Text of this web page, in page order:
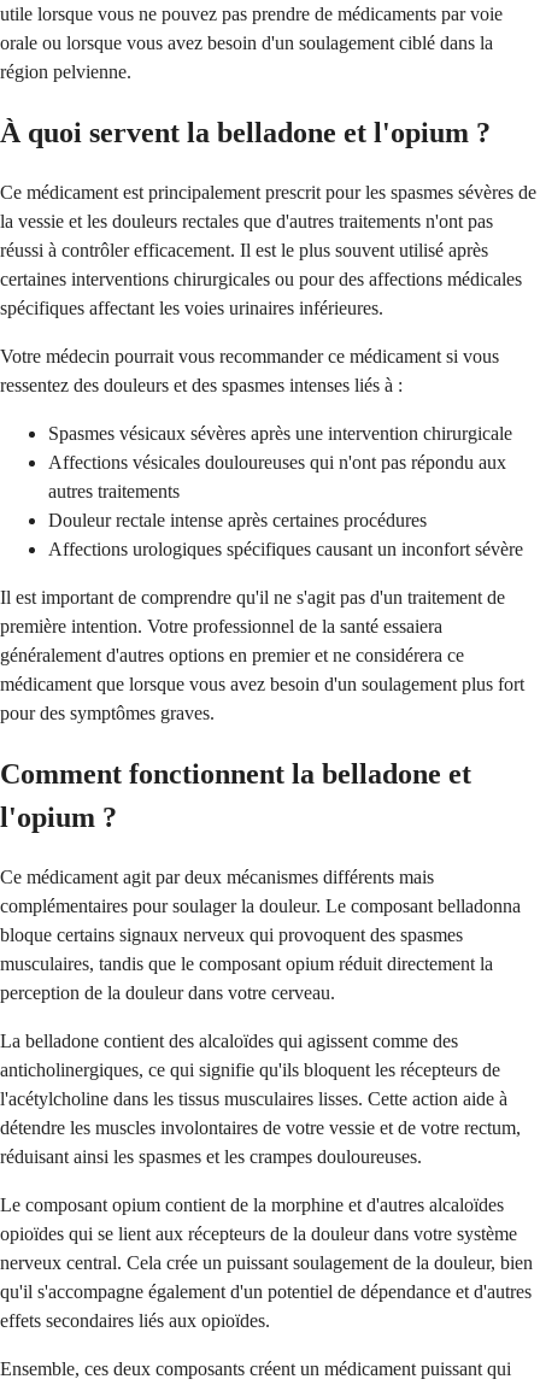
utile lorsque vous ne pouvez pas prendre de médicaments par voie
orale ou lorsque vous avez besoin d'un soulagement ciblé dans la
région pelvienne.
À quoi servent la belladone et l'opium ?
Ce médicament est principalement prescrit pour les spasmes sévères de
la vessie et les douleurs rectales que d'autres traitements n'ont pas
réussi à contrôler efficacement. Il est le plus souvent utilisé après
certaines interventions chirurgicales ou pour des affections médicales
spécifiques affectant les voies urinaires inférieures.
Votre médecin pourrait vous recommander ce médicament si vous
ressentez des douleurs et des spasmes intenses liés à :
Spasmes vésicaux sévères après une intervention chirurgicale
Affections vésicales douloureuses qui n'ont pas répondu aux
autres traitements
Douleur rectale intense après certaines procédures
Affections urologiques spécifiques causant un inconfort sévère
Il est important de comprendre qu'il ne s'agit pas d'un traitement de
première intention. Votre professionnel de la santé essaiera
généralement d'autres options en premier et ne considérera ce
médicament que lorsque vous avez besoin d'un soulagement plus fort
pour des symptômes graves.
Comment fonctionnent la belladone et
l'opium ?
Ce médicament agit par deux mécanismes différents mais
complémentaires pour soulager la douleur. Le composant belladonna
bloque certains signaux nerveux qui provoquent des spasmes
musculaires, tandis que le composant opium réduit directement la
perception de la douleur dans votre cerveau.
La belladone contient des alcaloïdes qui agissent comme des
anticholinergiques, ce qui signifie qu'ils bloquent les récepteurs de
l'acétylcholine dans les tissus musculaires lisses. Cette action aide à
détendre les muscles involontaires de votre vessie et de votre rectum,
réduisant ainsi les spasmes et les crampes douloureuses.
Le composant opium contient de la morphine et d'autres alcaloïdes
opioïdes qui se lient aux récepteurs de la douleur dans votre système
nerveux central. Cela crée un puissant soulagement de la douleur, bien
qu'il s'accompagne également d'un potentiel de dépendance et d'autres
effets secondaires liés aux opioïdes.
Ensemble, ces deux composants créent un médicament puissant qui